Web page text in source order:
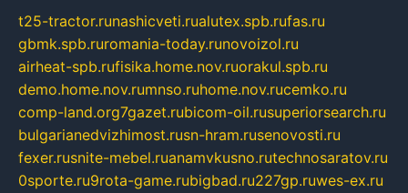
t25-tractor.runashicveti.rualutex.spb.rufas.ru
gbmk.spb.ruromania-today.runovoizol.ru
airheat-spb.rufisika.home.nov.ruorakul.spb.ru
demo.home.nov.rumnso.ruhome.nov.rucemko.ru
comp-land.org7gazet.rubicom-oil.rusuperiorsearch.ru
bulgarianedvizhimost.rusn-hram.rusenovosti.ru
fexer.rusnite-mebel.ruanamvkusno.rutechnosaratov.ru
0sporte.ru9rota-game.rubigbad.ru227gp.ruwes-ex.ru